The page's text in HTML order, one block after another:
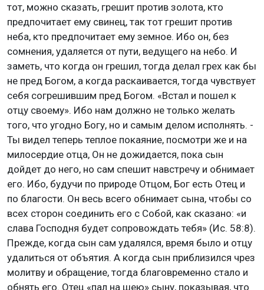
тот, можно сказать, грешит против золота, кто
предпочитает ему свинец, так тот грешит против
неба, кто предпочитает ему земное. Ибо он, без
сомнения, удаляется от пути, ведущего на небо. И
заметь, что когда он грешил, тогда делал грех как бы
не пред Богом, а когда раскаивается, тогда чувствует
себя согрешившим пред Богом. «Встал и пошел к
отцу своему». Ибо нам должно не только желать
того, что угодно Богу, но и самым делом исполнять. -
Ты видел теперь теплое покаяние, посмотри же и на
милосердие отца, Он не дожидается, пока сын
дойдет до него, но сам спешит навстречу и обнимает
его. Ибо, будучи по природе Отцом, Бог есть Отец и
по благости. Он весь всего обнимает сына, чтобы со
всех сторон соединить его с Собой, как сказано: «и
слава Господня будет сопровождать тебя» (Ис. 58:8).
Прежде, когда сын сам удалялся, время было и отцу
удалиться от объятия. А когда сын приблизился чрез
молитву и обращение, тогда благовременно стало и
обнять его. Отец «пал на шею» сыну, показывая, что